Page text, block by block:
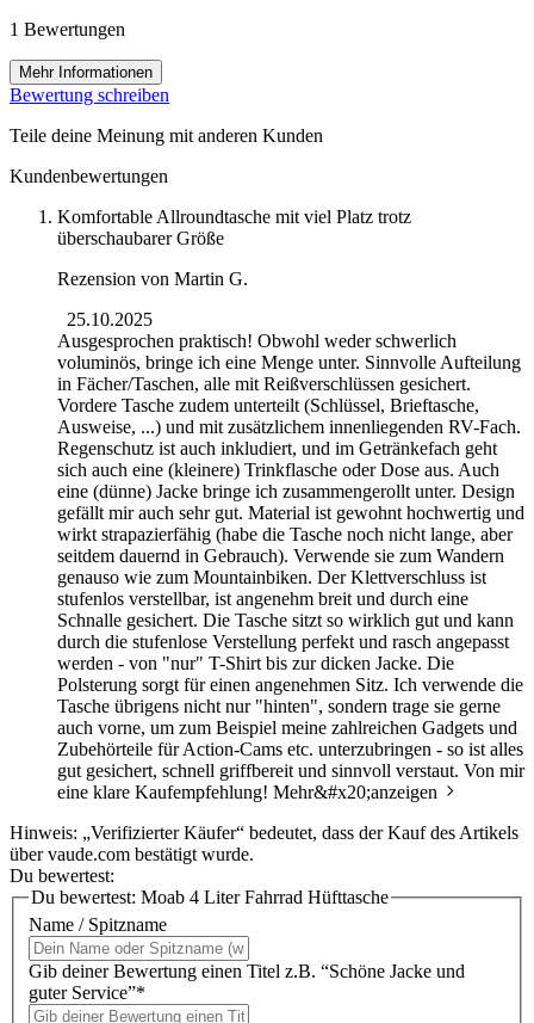
1 Bewertungen
Mehr Informationen
Bewertung schreiben
Teile deine Meinung mit anderen Kunden
Kundenbewertungen
Komfortable Allroundtasche mit viel Platz trotz
überschaubarer Größe
Rezension von Martin G.
25.10.2025
Ausgesprochen praktisch! Obwohl weder schwerlich
voluminös, bringe ich eine Menge unter. Sinnvolle Aufteilung
in Fächer/Taschen, alle mit Reißverschlüssen gesichert.
Vordere Tasche zudem unterteilt (Schlüssel, Brieftasche,
Ausweise, ...) und mit zusätzlichem innenliegenden RV-Fach.
Regenschutz ist auch inkludiert, und im Getränkefach geht
sich auch eine (kleinere) Trinkflasche oder Dose aus. Auch
eine (dünne) Jacke bringe ich zusammengerollt unter. Design
gefällt mir auch sehr gut. Material ist gewohnt hochwertig und
wirkt strapazierfähig (habe die Tasche noch nicht lange, aber
seitdem dauernd in Gebrauch). Verwende sie zum Wandern
genauso wie zum Mountainbiken. Der Klettverschluss ist
stufenlos verstellbar, ist angenehm breit und durch eine
Schnalle gesichert. Die Tasche sitzt so wirklich gut und kann
durch die stufenlose Verstellung perfekt und rasch angepasst
werden - von "nur" T-Shirt bis zur dicken Jacke. Die
Polsterung sorgt für einen angenehmen Sitz. Ich verwende die
Tasche übrigens nicht nur "hinten", sondern trage sie gerne
auch vorne, um zum Beispiel meine zahlreichen Gadgets und
Zubehörteile für Action-Cams etc. unterzubringen - so ist alles
gut gesichert, schnell griffbereit und sinnvoll verstaut. Von mir
eine klare Kaufempfehlung! Mehr&#x20;anzeigen
Hinweis: „Verifizierter Käufer“ bedeutet, dass der Kauf des Artikels
über vaude.com bestätigt wurde.
Du bewertest:
Du bewertest: Moab 4 Liter Fahrrad Hüfttasche
Name / Spitzname
Gib deiner Bewertung einen Titel z.B. “Schöne Jacke und
guter Service”*